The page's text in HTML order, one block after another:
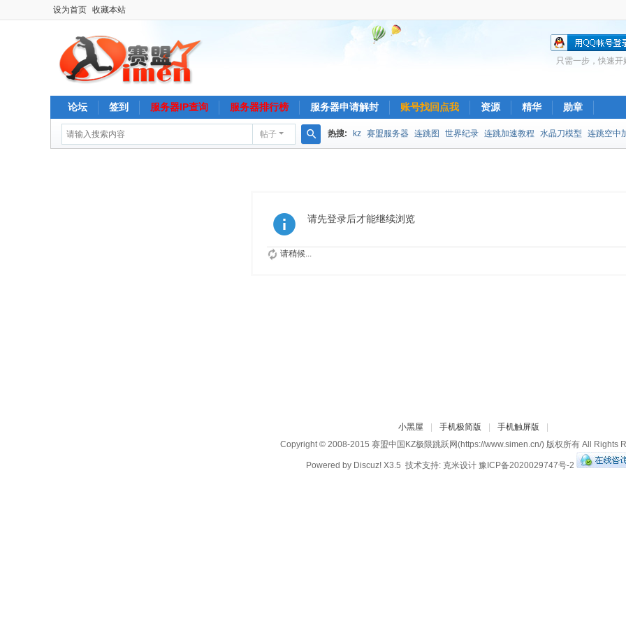
设为首页 收藏本站
只需一步，快速开
论坛 签到 服务器IP查询 服务器排行榜 服务器申请解封 账号找回点我 资源 精华 勋章
帖子 热搜: kz 赛盟服务器 连跳图 世界纪录 连跳加速教程 水晶刀模型 连跳空中
请先登录后才能继续浏览
请稍候...
小黑屋 手机极简版 手机触屏版
Copyright © 2008-2015 赛盟中国KZ极限跳跃网(https://www.simen.cn/) 版权所有 All Rights
Powered by Discuz! X3.5 技术支持: 克米设计 豫ICP备2020029747号-2